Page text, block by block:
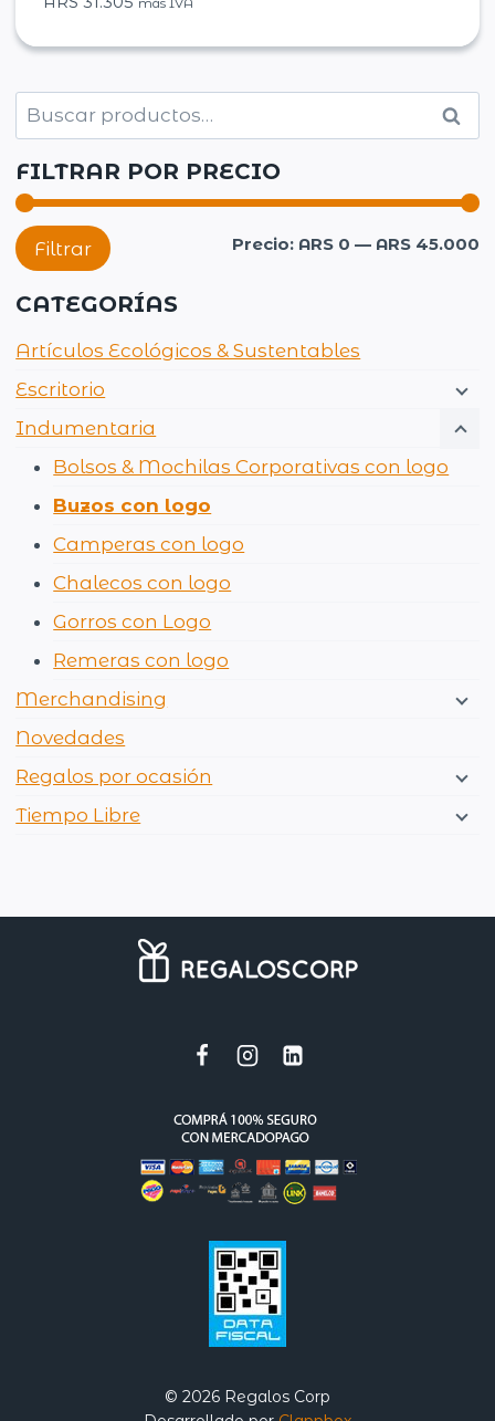
Buscar
por:
FILTRAR POR PRECIO
Filtrar Precio: ARS 0 — ARS 45.000
CATEGORÍAS
Artículos Ecológicos & Sustentables
Escritorio
Indumentaria
Bolsos & Mochilas Corporativas con logo
Buzos con logo
Camperas con logo
Chalecos con logo
Gorros con Logo
Remeras con logo
Merchandising
Novedades
Regalos por ocasión
Tiempo Libre
© 2026 Regalos Corp